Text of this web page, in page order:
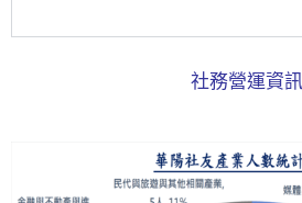
社務營運資訊